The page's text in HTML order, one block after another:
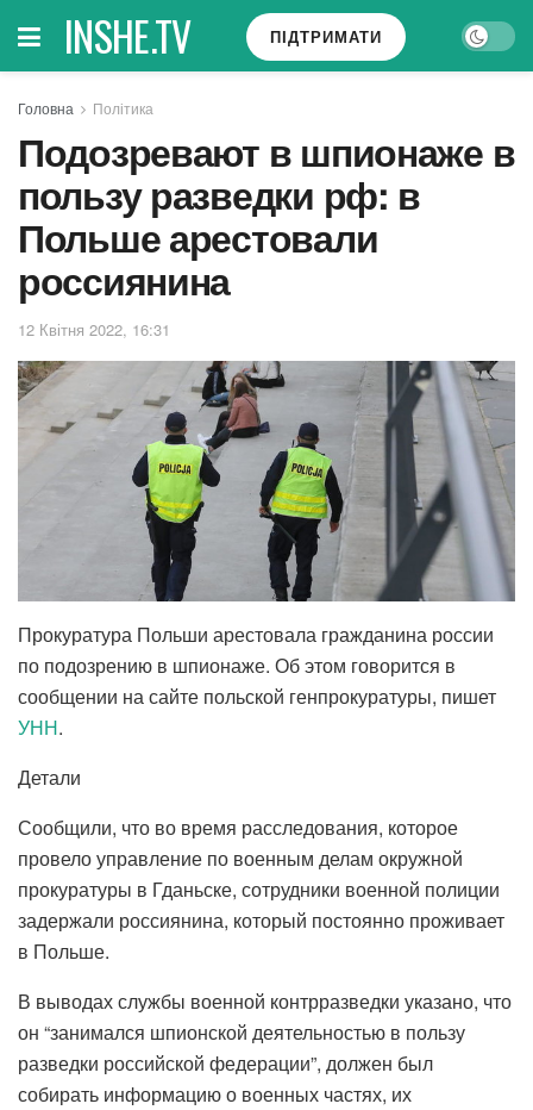
INSHE.TV ПІДТРИМАТИ
Головна Політика
Подозревают в шпионаже в
пользу разведки рф: в
Польше арестовали
россиянина
12 Квітня 2022, 16:31
Прокуратура Польши арестовала гражданина россии
по подозрению в шпионаже. Об этом говорится в
сообщении на сайте польской генпрокуратуры, пишет
УНН.
Детали
Сообщили, что во время расследования, которое
провело управление по военным делам окружной
прокуратуры в Гданьске, сотрудники военной полиции
задержали россиянина, который постоянно проживает
в Польше.
В выводах службы военной контрразведки указано, что
он “занимался шпионской деятельностью в пользу
разведки российской федерации”, должен был
собирать информацию о военных частях, их